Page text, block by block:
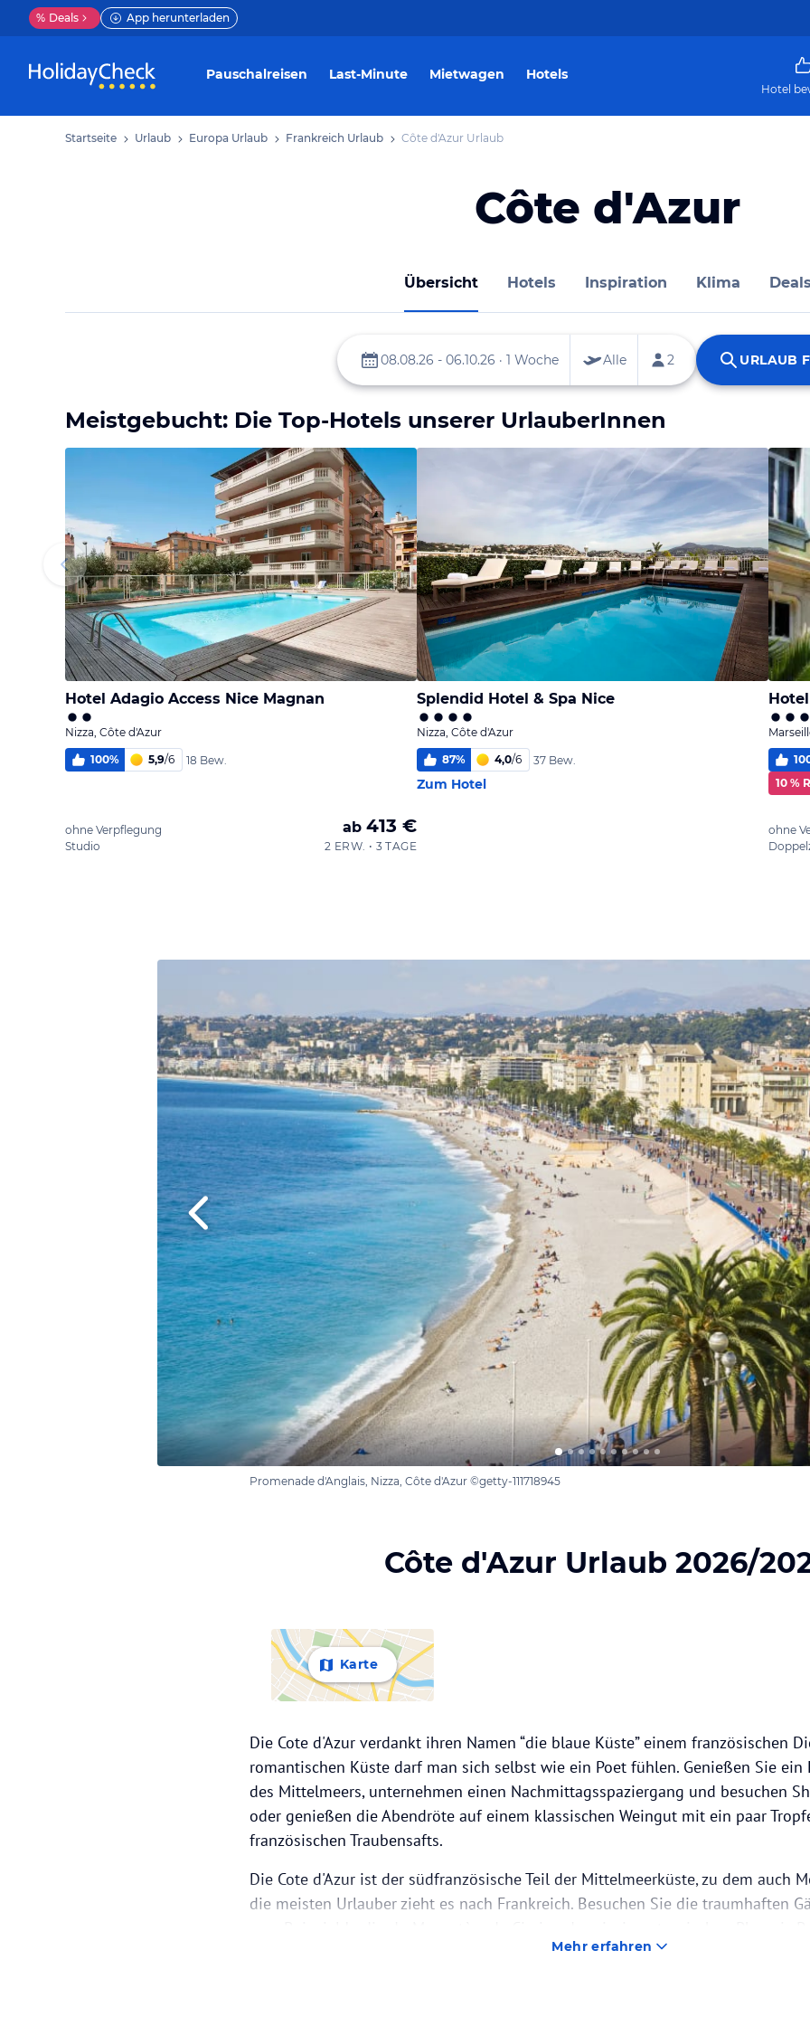
% Deals App herunterladen
Pauschalreisen Last-Minute Mietwagen Hotels
Hotel
Startseite Urlaub Europa Urlaub Frankreich Urlaub Côte d'Azur Urlaub
Côte d'Azur
Übersicht Hotels Inspiration Klima
Meistgebucht: Die Top-Hotels unserer UrlauberInnen
Hotel Adagio Access Nice Magnan
Nizza, Côte d'Azur
100% 5,9/6 18 Bew.
ohne Verpflegung
Studio
ab 413 €
2 ERW. • 3 TAGE
Splendid Hotel & Spa Nice
Nizza, Côte d'Azur
87% 4,0/6 37 Bew.
Zum Hotel
10 %
ohne
Promenade d'Anglais, Nizza, Côte d'Azur ©getty-111718945
Côte d'Azur Urlaub 2026/
Karte
Die Cote d'Azur verdankt ihren Namen “die blaue Küste” einem französischen
romantischen Küste darf man sich selbst wie ein Poet fühlen. Genießen Sie ein
des Mittelmeers, unternehmen einen Nachmittagsspaziergang und besuchen
oder genießen die Abendröte auf einem klassischen Weingut mit ein paar
französischen Traubensafts.
Die Cote d'Azur ist der südfranzösische Teil der Mittelmeerküste, zu dem auch
die meisten Urlauber zieht es nach Frankreich. Besuchen Sie die traumhaften
ideal als Spielwiese für die jüngeren geeignet ist oder den Schlosshügel
Mehr erfahren